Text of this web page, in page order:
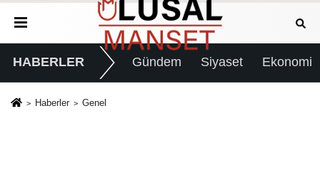
HABERLER Gündem Siyaset Ekonomi
Haberler Genel